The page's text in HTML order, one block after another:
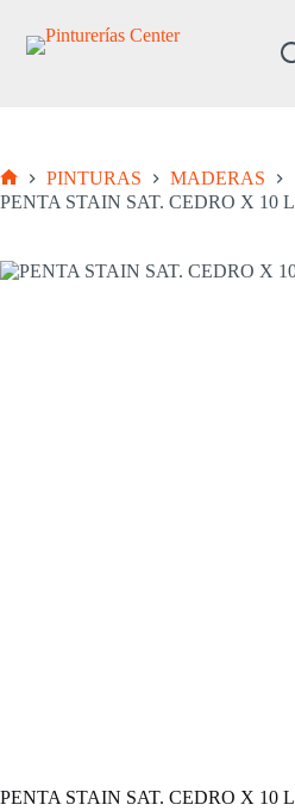
contenido
Inicio
PINTURAS
MADERAS
PENTA STAIN SAT. CEDRO X 10 L
PENTA STAIN SAT. CEDRO X 10 L